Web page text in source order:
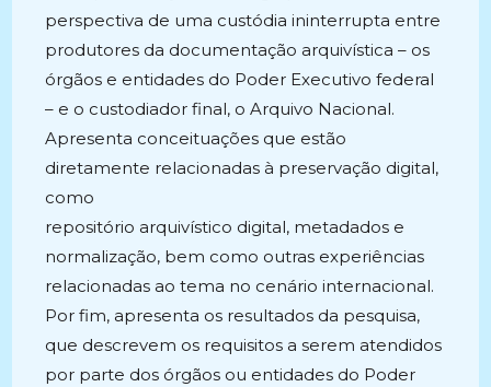
perspectiva de uma custódia ininterrupta entre
produtores da documentação arquivística – os
órgãos e entidades do Poder Executivo federal
– e o custodiador final, o Arquivo Nacional.
Apresenta conceituações que estão
diretamente relacionadas à preservação digital,
como
repositório arquivístico digital, metadados e
normalização, bem como outras experiências
relacionadas ao tema no cenário internacional.
Por fim, apresenta os resultados da pesquisa,
que descrevem os requisitos a serem atendidos
por parte dos órgãos ou entidades do Poder